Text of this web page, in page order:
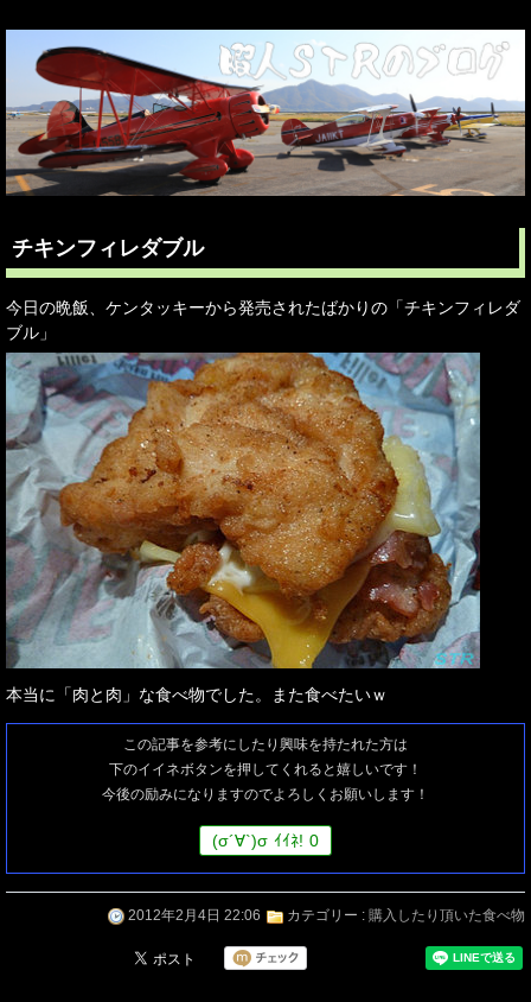
チキンフィレダブル
今日の晩飯、ケンタッキーから発売されたばかりの「チキンフィレダ
ブル」
本当に「肉と肉」な食べ物でした。また食べたいｗ
この記事を参考にしたり興味を持たれた方は
下のイイネボタンを押してくれると嬉しいです！
今後の励みになりますのでよろしくお願いします！
(σ´∀`)σ ｲｲﾈ! 0
2012年2月4日 22:06 カテゴリー : 購入したり頂いた食べ物